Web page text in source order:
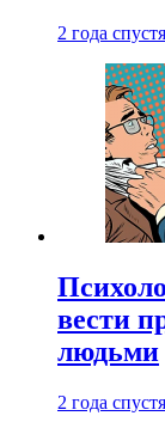
2 года спустя
вести
людьми
2 года спустя